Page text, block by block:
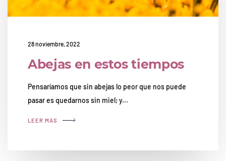
28 noviembre, 2022
Abejas en estos tiempos
Pensaríamos que sin abejas lo peor que nos puede
pasar es quedarnos sin miel; y...
LEER MÁS